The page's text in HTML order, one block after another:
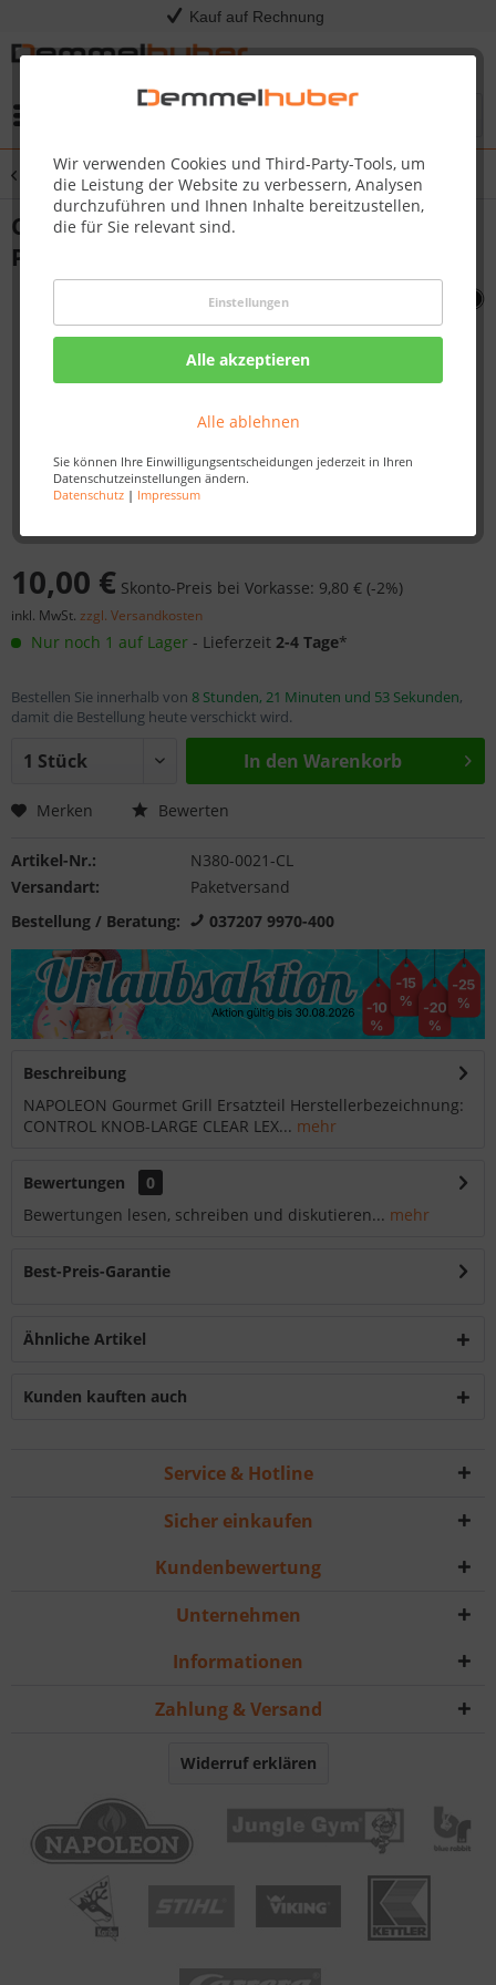
Kauf auf Rechnung
Wir verwenden Cookies und Third-Party-Tools, um
die Leistung der Website zu verbessern, Analysen
durchzuführen und Ihnen Inhalte bereitzustellen,
die für Sie relevant sind.
Einstellungen
Alle akzeptieren
Alle ablehnen
Sie können Ihre Einwilligungsentscheidungen jederzeit in Ihren
Datenschutzeinstellungen ändern.
Datenschutz| Impressum
Übersicht Sonstige Ersatzteile
CONTROL KNOB-LARGE CLEAR LEX
P/PRO500 (SILVER) #N380-0021-CL
10,00 € Skonto-Preis bei Vorkasse: 9,80 € (-2%)
inkl. MwSt. zzgl. Versandkosten
Nur noch 1 auf Lager - Lieferzeit 2-4 Tage*
Bestellen Sie innerhalb von 8 Stunden, 21 Minuten und 53 Sekunden,
damit die Bestellung heute verschickt wird.
In den Warenkorb
Merken Bewerten
Artikel-Nr.:
N380-0021-CL
Versandart:
Paketversand
Bestellung / Beratung:
037207 9970-400
Beschreibung
NAPOLEON Gourmet Grill Ersatzteil Herstellerbezeichnung:
CONTROL KNOB-LARGE CLEAR LEX... mehr
Bewertungen
0
Bewertungen lesen, schreiben und diskutieren... mehr
Best-Preis-Garantie
Ähnliche Artikel
Kunden kauften auch
Service & Hotline
Sicher einkaufen
Kundenbewertung
Unternehmen
Informationen
Zahlung & Versand
Widerruf erklären